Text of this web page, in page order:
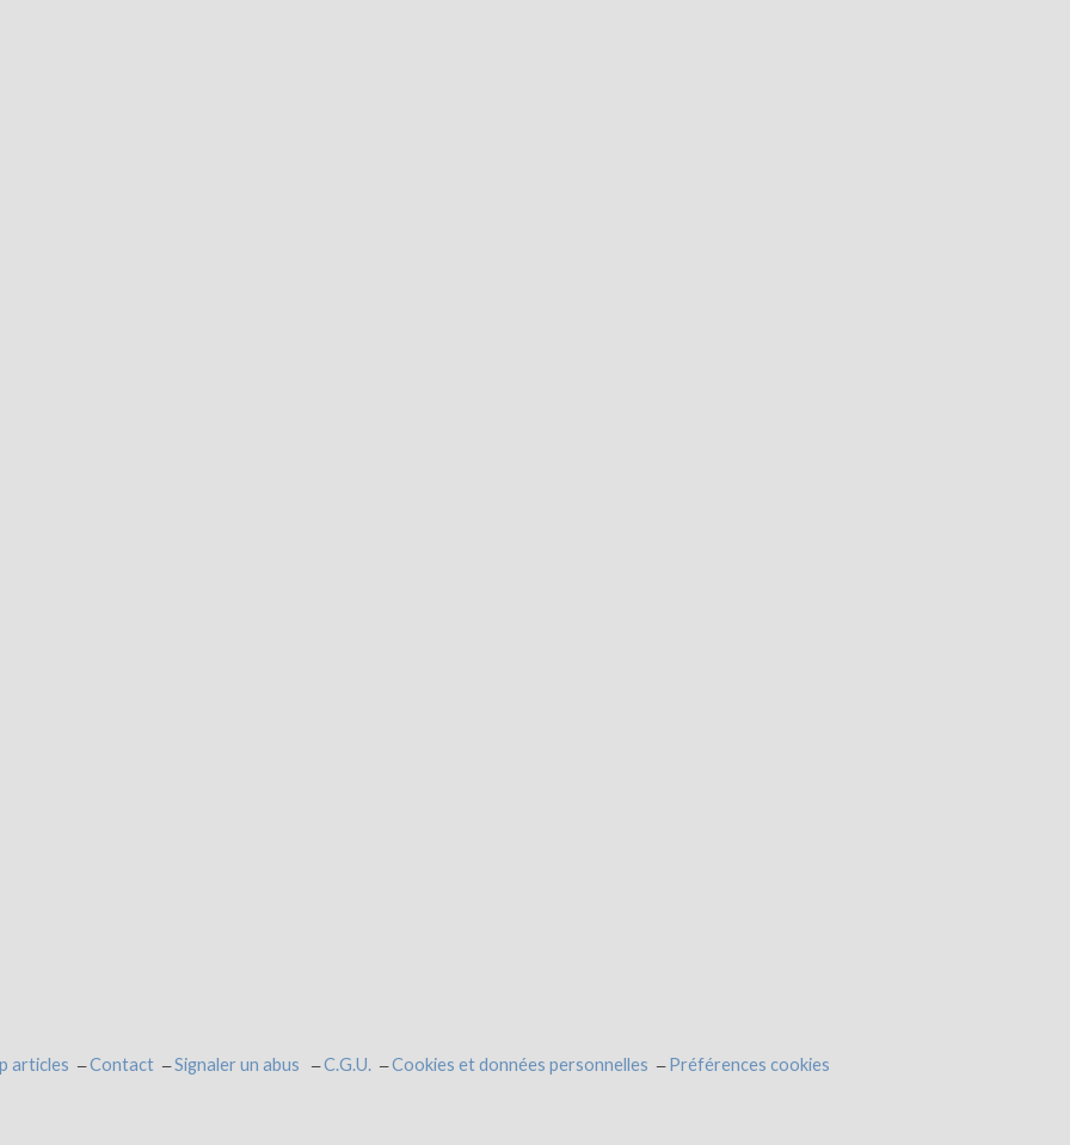
articles Contact Signaler un abus C.G.U. Cookies et données personnelles Préférences cookies